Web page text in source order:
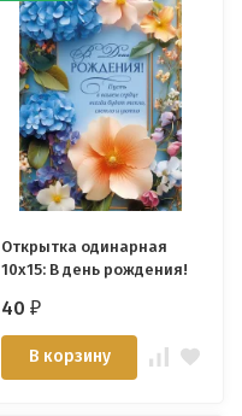
Открытка одинарная
10x15: В день рождения!
40₽
В корзину